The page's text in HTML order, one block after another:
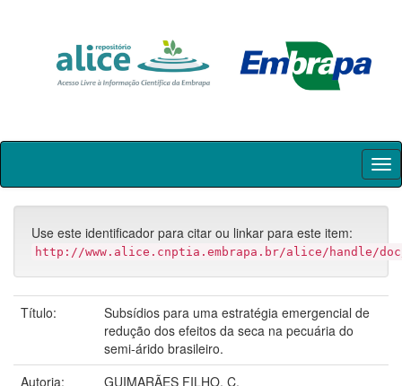
Skip
Use este identificador para citar ou linkar para este item:
http://www.alice.cnptia.embrapa.br/alice/handle/
Título:
Subsídios para uma estratégia emergencial de
redução dos efeitos da seca na pecuária do
semi-árido brasileiro.
Autoria:
GUIMARÃES FILHO, C.